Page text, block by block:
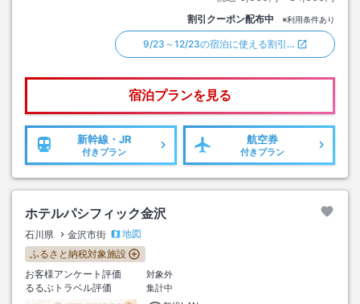
割引クーポン配布中 ※利用条件あり
9/23～12/23の宿泊に使える割引…
宿泊プランを見る
新幹線・JR
付きプラン
航空券
付きプラン
ホテルパシフィック金沢
石川県 金沢市街
地図
ふるさと納税対象施設
お客様アンケート評価
対象外
るるぶトラベル評価
集計中